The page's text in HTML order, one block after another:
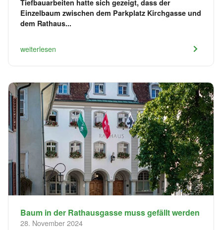
Tiefbauarbeiten hatte sich gezeigt, dass der
Einzelbaum zwischen dem Parkplatz Kirchgasse und
dem Rathaus...
weiterlesen
Baum in der Rathausgasse muss gefällt werden
28. November 2024